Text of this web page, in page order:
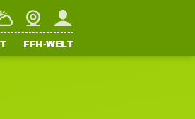
WebcamMein FFH
FFH-WELT